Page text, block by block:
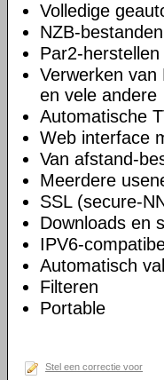
Volledige
NZB-
Par2-
Verwerken
en vele andere
Automatische
Web interface
Van afstand-
Meerdere
SSL (secure-
Downloads en
IPV6-
Automatisch
Filteren
Portable
Stel een correctie voor